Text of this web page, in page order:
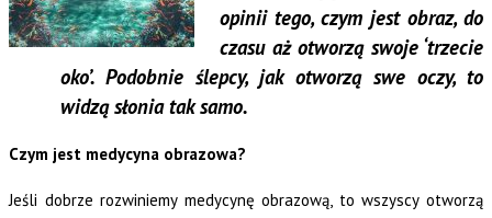
opinii tego, czym jest obraz, do
czasu aż otworzą swoje ‘trzecie
oko’. Podobnie ślepcy, jak otworzą swe oczy, to
widzą słonia tak samo.
Czym jest medycyna obrazowa?
Jeśli dobrze rozwiniemy medycynę obrazową, to wszyscy otworzą